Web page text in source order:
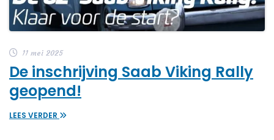
11 mei 2025
De inschrijving Saab Viking Rally
geopend!
LEES VERDER